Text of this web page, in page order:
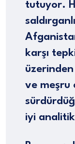
tutuyor.
karşı
ve meşru
iyi